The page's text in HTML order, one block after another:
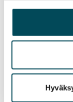
yhdistää näitä
heille tai joita on
palvelujaan.
Varallisuusrajat
Vuokravakuus